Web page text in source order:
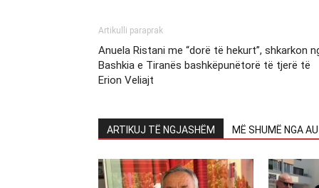
Artikulli paraprak
Anuela Ristani me “dorë të hekurt”, shkarkon
Bashkia e Tiranës bashkëpunëtorë të tjerë të
Erion Veliajt
ARTIKUJ TË NGJASHËM MË SHUMË NGA